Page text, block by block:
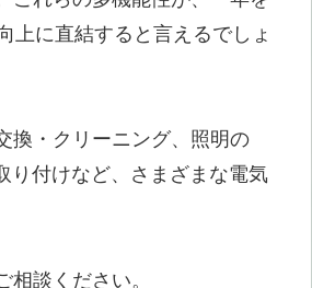
上に直結すると言えるでしょ
換・クリーニング、照明の
り付けなど、さまざまな電気
談ください。